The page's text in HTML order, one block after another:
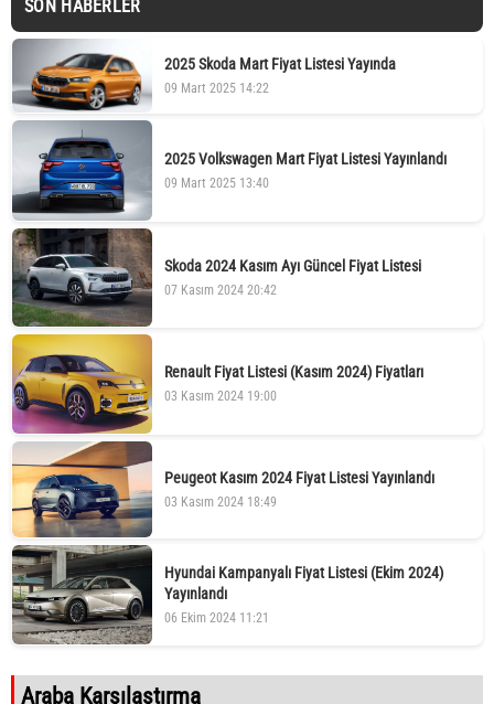
SON HABERLER
2025 Skoda Mart Fiyat Listesi Yayında
09 Mart 2025 14:22
2025 Volkswagen Mart Fiyat Listesi Yayınlandı
09 Mart 2025 13:40
Skoda 2024 Kasım Ayı Güncel Fiyat Listesi
07 Kasım 2024 20:42
Renault Fiyat Listesi (Kasım 2024) Fiyatları
03 Kasım 2024 19:00
Peugeot Kasım 2024 Fiyat Listesi Yayınlandı
03 Kasım 2024 18:49
Hyundai Kampanyalı Fiyat Listesi (Ekim 2024)
Yayınlandı
06 Ekim 2024 11:21
Araba Karşılaştırma